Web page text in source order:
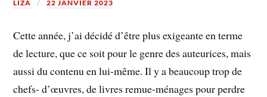
LIZA 22 JANVIER 2023
Cette année, j’ai décidé d’être plus exigeante en terme
de lecture, que ce soit pour le genre des auteurices, mais
aussi du contenu en lui-même. Il y a beaucoup trop de
chefs- d’œuvres, de livres remue-ménages pour perdre